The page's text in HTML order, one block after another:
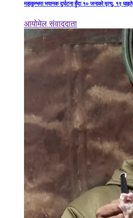
महाकुम्भमा भयानक दुर्घटना हुँदा १० जनाको मृत्यु, १९ घाइते
आयोमेल संवाददाता